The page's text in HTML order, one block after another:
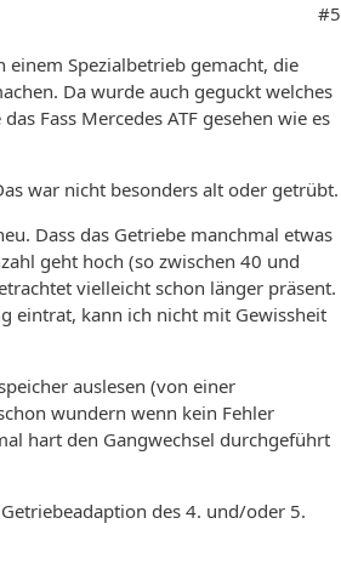
#5
einem Spezialbetrieb gemacht, die
Da wurde auch geguckt welches
Fass Mercedes ATF gesehen wie es
war nicht besonders alt oder getrübt.
Dass das Getriebe manchmal etwas
geht hoch (so zwischen 40 und
vielleicht schon länger präsent.
eintrat, kann ich nicht mit Gewissheit
auslesen (von einer
wundern wenn kein Fehler
hart den Gangwechsel durchgeführt
des 4. und/oder 5.